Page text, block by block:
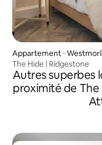
Appartement ⋅
The Hide | Ridgestone
Autres superbes
proximité de